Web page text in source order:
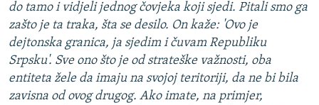
do tamo i vidjeli jednog čovjeka koji sjedi. Pitali smo ga
zašto je ta traka, šta se desilo. On kaže: 'Ovo je
dejtonska granica, ja sjedim i čuvam Republiku
Srpsku'. Sve ono što je od strateške važnosti, oba
entiteta žele da imaju na svojoj teritoriji, da ne bi bila
zavisna od ovog drugog. Ako imate, na primjer,